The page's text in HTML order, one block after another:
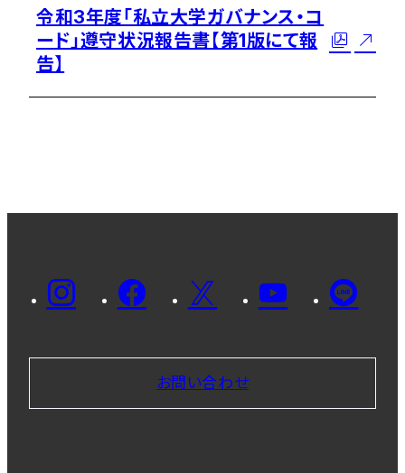
令和3年度「私立大学ガバナンス・コ
ード」遵守状況報告書【第1版にて報
告】
お問い合わせ